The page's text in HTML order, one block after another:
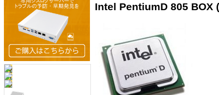
Intel PentiumD 805 BOX